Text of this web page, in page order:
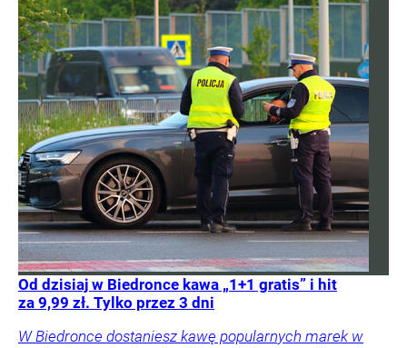
Od dzisiaj w Biedronce kawa „1+1 gratis” i hit
za 9,99 zł. Tylko przez 3 dni
W Biedronce dostaniesz kawę popularnych marek w